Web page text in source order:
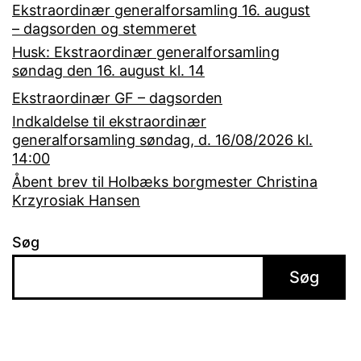
Ekstraordinær generalforsamling 16. august
– dagsorden og stemmeret
Husk: Ekstraordinær generalforsamling
søndag den 16. august kl. 14
Ekstraordinær GF – dagsorden
Indkaldelse til ekstraordinær
generalforsamling søndag, d. 16/08/2026 kl.
14:00
Åbent brev til Holbæks borgmester Christina
Krzyrosiak Hansen
Søg
Søg